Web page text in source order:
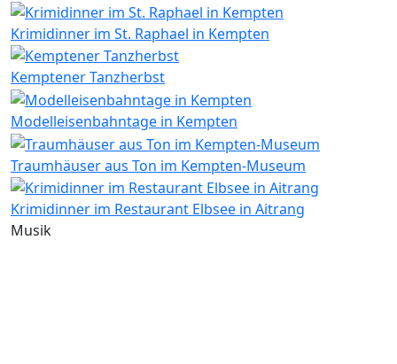
Krimidinner im St. Raphael in Kempten
Kemptener Tanzherbst
Modelleisenbahntage in Kempten
Traumhäuser aus Ton im Kempten-Museum
Krimidinner im Restaurant Elbsee in Aitrang
Musik